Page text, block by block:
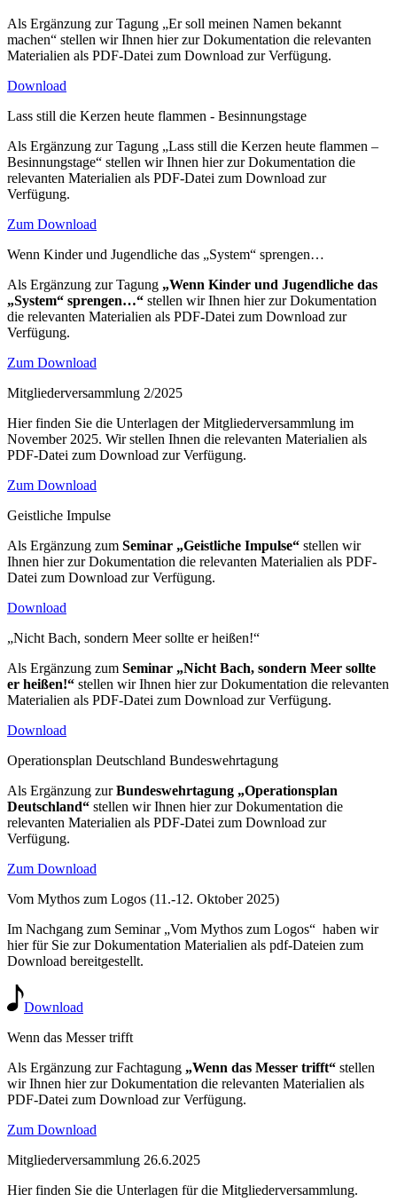
Als Ergänzung zur Tagung „Er soll meinen Namen bekannt
machen“ stellen wir Ihnen hier zur Dokumentation die relevanten
Materialien als PDF-Datei zum Download zur Verfügung.
Download
Lass still die Kerzen heute flammen - Besinnungstage
Als Ergänzung zur Tagung „Lass still die Kerzen heute flammen –
Besinnungstage“ stellen wir Ihnen hier zur Dokumentation die
relevanten Materialien als PDF-Datei zum Download zur
Verfügung.
Zum Download
Wenn Kinder und Jugendliche das „System“ sprengen…
Als Ergänzung zur Tagung „Wenn Kinder und Jugendliche das
„System“ sprengen…“ stellen wir Ihnen hier zur Dokumentation
die relevanten Materialien als PDF-Datei zum Download zur
Verfügung.
Zum Download
Mitgliederversammlung 2/2025
Hier finden Sie die Unterlagen der Mitgliederversammlung im
November 2025. Wir stellen Ihnen die relevanten Materialien als
PDF-Datei zum Download zur Verfügung.
Zum Download
Geistliche Impulse
Als Ergänzung zum Seminar „Geistliche Impulse“ stellen wir
Ihnen hier zur Dokumentation die relevanten Materialien als PDF-
Datei zum Download zur Verfügung.
Download
„Nicht Bach, sondern Meer sollte er heißen!“
Als Ergänzung zum Seminar „Nicht Bach, sondern Meer sollte
er heißen!“ stellen wir Ihnen hier zur Dokumentation die relevanten
Materialien als PDF-Datei zum Download zur Verfügung.
Download
Operationsplan Deutschland Bundeswehrtagung
Als Ergänzung zurBundeswehrtagung „Operationsplan
Deutschland“ stellen wir Ihnen hier zur Dokumentation die
relevanten Materialien als PDF-Datei zum Download zur
Verfügung.
Zum Download
Vom Mythos zum Logos (11.-12. Oktober 2025)
Im Nachgang zum Seminar „Vom Mythos zum Logos“ haben wir
hier für Sie zur Dokumentation Materialien als pdf-Dateien zum
Download bereitgestellt.
Download
Wenn das Messer trifft
Als Ergänzung zur Fachtagung „Wenn das Messer trifft“ stellen
wir Ihnen hier zur Dokumentation die relevanten Materialien als
PDF-Datei zum Download zur Verfügung.
Zum Download
Mitgliederversammlung 26.6.2025
Hier finden Sie die Unterlagen für die Mitgliederversammlung.